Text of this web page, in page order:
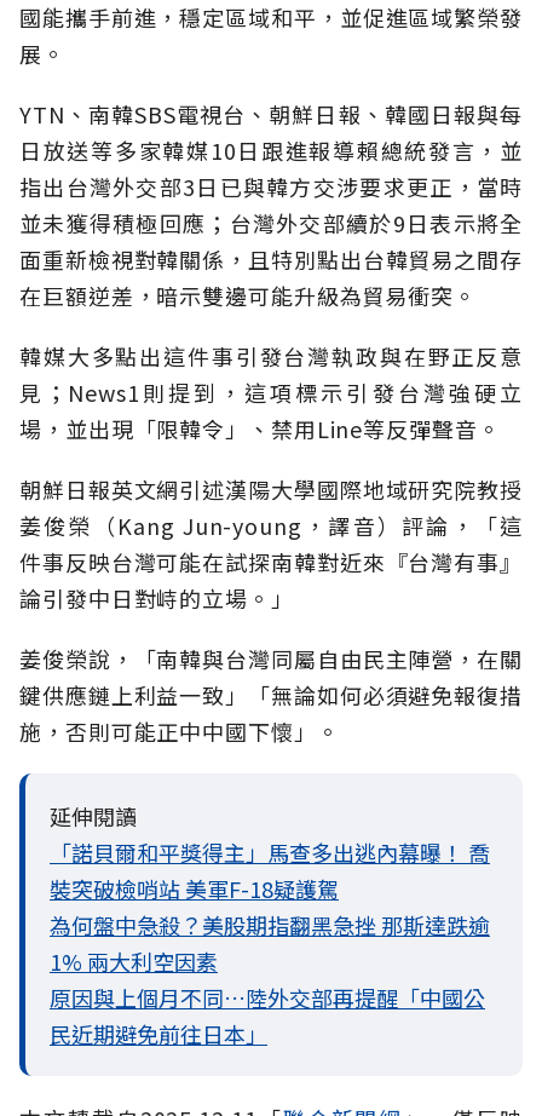
國能攜手前進，穩定區域和平，並促進區域繁榮發
展。
YTN、南韓SBS電視台、朝鮮日報、韓國日報與每
日放送等多家韓媒10日跟進報導賴總統發言，並
指出台灣外交部3日已與韓方交涉要求更正，當時
並未獲得積極回應；台灣外交部續於9日表示將全
面重新檢視對韓關係，且特別點出台韓貿易之間存
在巨額逆差，暗示雙邊可能升級為貿易衝突。
韓媒大多點出這件事引發台灣執政與在野正反意
見；News1則提到，這項標示引發台灣強硬立
場，並出現「限韓令」、禁用Line等反彈聲音。
朝鮮日報英文網引述漢陽大學國際地域研究院教授
姜俊榮（Kang Jun-young，譯音）評論，「這
件事反映台灣可能在試探南韓對近來『台灣有事』
論引發中日對峙的立場。」
姜俊榮說，「南韓與台灣同屬自由民主陣營，在關
鍵供應鏈上利益一致」「無論如何必須避免報復措
施，否則可能正中中國下懷」。
延伸閱讀
「諾貝爾和平獎得主」馬查多出逃內幕曝！ 喬
裝突破檢哨站 美軍F-18疑護駕
為何盤中急殺？美股期指翻黑急挫 那斯達跌逾
1% 兩大利空因素
原因與上個月不同…陸外交部再提醒「中國公
民近期避免前往日本」